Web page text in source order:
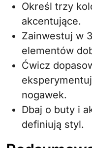
Określ trzy
akcentujące.
Zainwestuj w
elementów
Ćwicz
nogawek.
Dbaj o buty i
definiują styl.